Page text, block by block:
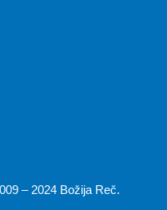
– 2024 Božija Reč.